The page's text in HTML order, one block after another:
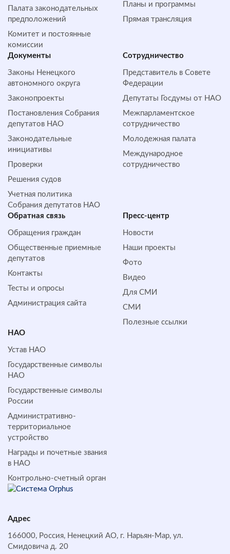
Палата законодательных
предположений
Комитет и постоянные
комиссии
Планы и программы
Прямая трансляция
Документы
Законы Ненецкого
автономного округа
Законопроекты
Постановления Собрания
депутатов НАО
Законодательные
инициативы
Проверки
Решения судов
Учетная политика
Собрания депутатов НАО
Сотрудничество
Представитель в Совете
Федерации
Депутаты Госдумы от НАО
Межпарламентское
сотрудничество
Молодежная палата
Международное
сотрудничество
Обратная cвязь
Обращения граждан
Общественные приемные
депутатов
Контакты
Тесты и опросы
Администрация сайта
Пресс-центр
Новости
Наши проекты
Фото
Видео
Для СМИ
СМИ
Полезные ссылки
НАО
Устав НАО
Государственные символы
НАО
Государственные символы
России
Административно-
территориальное
устройство
Награды и почетные звания
в НАО
Контрольно-счетный орган
Адрес
166000, Россия, Ненецкий АО, г. Нарьян-Мар, ул.
Смидовича д. 20